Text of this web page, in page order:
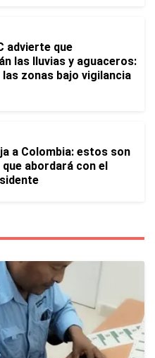
advierte que
las lluvias y aguaceros:
zonas bajo vigilancia
a Colombia: estos son
abordará con el